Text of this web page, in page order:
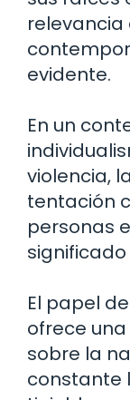
relevancia
evidente.
En un
violencia,
tentación
personas
El papel
ofrece
sobre la
constante